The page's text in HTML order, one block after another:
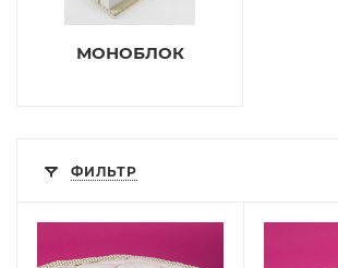
МОНОБЛОК
ФИЛЬТР